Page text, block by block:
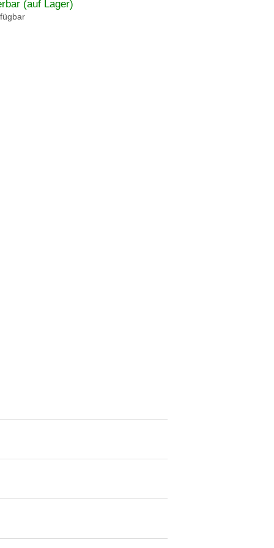
(auf Lager)